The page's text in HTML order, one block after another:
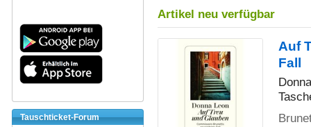
Tauschticket-Forum
Artikel neu verfügbar
Auf
Fall